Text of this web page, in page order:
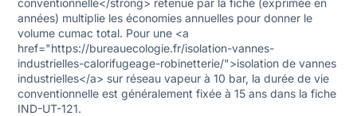
années) multiplie les économies annuelles pour donner le
volume cumac total. Pour une <a
href="https://bureauecologie.fr/isolation-vannes-
industrielles-calorifugeage-robinetterie/">isolation de vannes
industrielles</a> sur réseau vapeur à 10 bar, la durée de vie
conventionnelle est généralement fixée à 15 ans dans la fiche
IND-UT-121.